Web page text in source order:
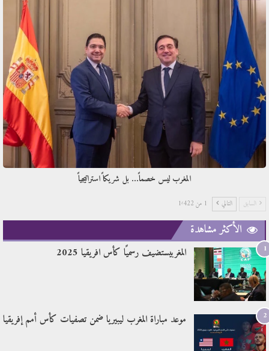
المغرب ليس خصماً… بل شريكاً استراتيجياً
السابق التالي 1 من 1٬422
الأكثر مشاهدة
1 المغربيستضيف رسميًا كأس افريقيا 2025
2 موعد مباراة المغرب ليبيريا ضمن تصفيات كأس أمم إفريقيا